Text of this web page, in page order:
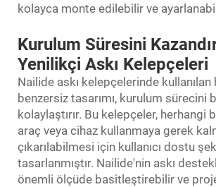
kolayca monte edilebilir ve
Kurulum Süresini
Yenilikçi Askı Kelepçeleri
Nailide askı kelepçelerinde
benzersiz tasarımı, kurulum sürecini
kolaylaştırır. Bu kelepçeler, herhangi
araç veya cihaz kullanmaya gerek
çıkarılabilmesi için kullanıcı dostu
tasarlanmıştır. Nailide'nin askı
önemli ölçüde basitleştirebilir ve